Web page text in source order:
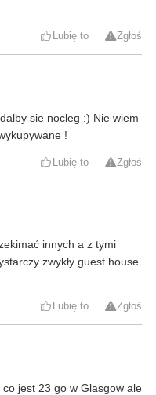
Lubię to Zgłoś
sie nocleg :) Nie wiem
!
Lubię to Zgłoś
innych a z tymi
zwykły guest house
Lubię to Zgłoś
jest 23 go w Glasgow ale